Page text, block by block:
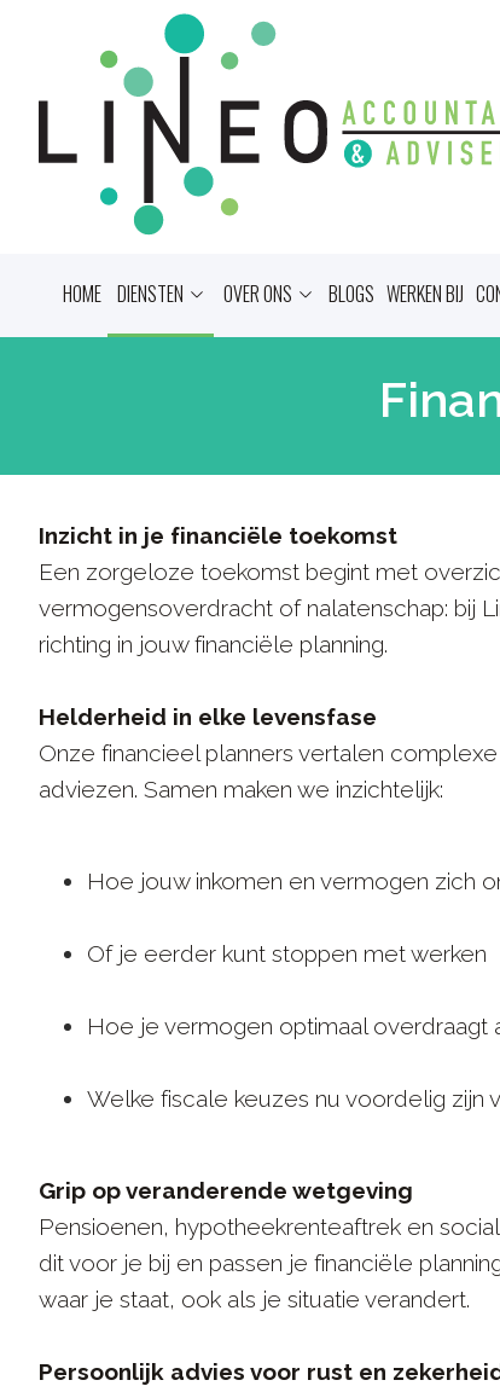
HOME DIENSTEN OVER ONS BLOGS WERKEN BIJ
Inzicht in je financiële toekomst
Een zorgeloze toekomst begint met
vermogensoverdracht of nalatenschap: bij
richting in jouw financiële planning.
Helderheid in elke levensfase
Onze financieel planners vertalen
adviezen. Samen maken we inzichtelijk:
Hoe jouw inkomen en vermogen zich
Of je eerder kunt stoppen met werken
Hoe je vermogen optimaal overdraagt
Welke fiscale keuzes nu voordelig zijn
Grip op veranderende wetgeving
Pensioenen, hypotheekrenteaftrek en
dit voor je bij en passen je financiële
waar je staat, ook als je situatie verandert.
Persoonlijk advies voor rust en